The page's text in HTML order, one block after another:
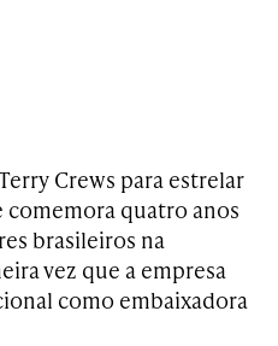
Crews para estrelar
comemora quatro anos
brasileiros na
vez que a empresa
como embaixadora